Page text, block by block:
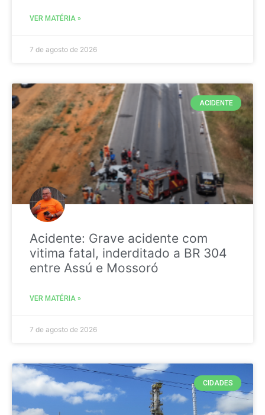
VER MATÉRIA »
7 de agosto de 2026
ACIDENTE
Acidente: Grave acidente com
vitima fatal, inderditado a BR 304
entre Assú e Mossoró
VER MATÉRIA »
7 de agosto de 2026
CIDADES